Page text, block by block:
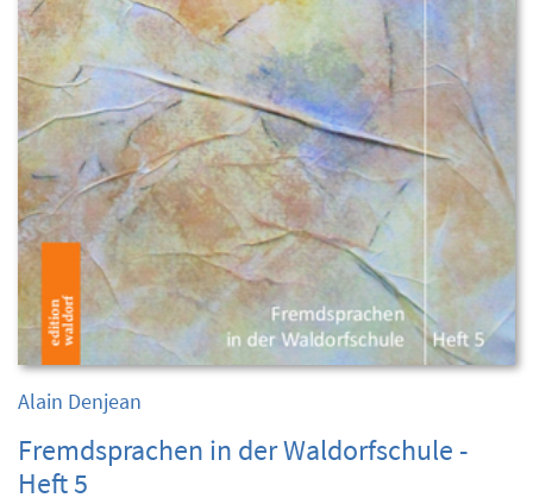
Alain Denjean
Fremdsprachen in der Waldorfschule -
Heft 5